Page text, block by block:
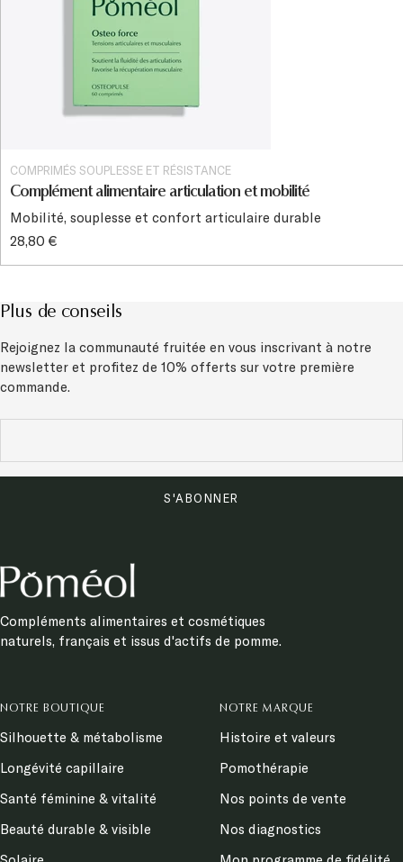
COMPRIMÉS SOUPLESSE ET RÉSISTANCE
Complément alimentaire articulation et mobilité
Mobilité, souplesse et confort articulaire durable
28,80 €
Plus de conseils
Rejoignez la communauté fruitée en vous inscrivant à notre
newsletter et profitez de 10% offerts sur votre première
commande.
S'ABONNER
Compléments alimentaires et cosmétiques
naturels, français et issus d'actifs de pomme.
NOTRE BOUTIQUE
Silhouette & métabolisme
Longévité capillaire
Santé féminine & vitalité
Beauté durable & visible
NOTRE MARQUE
Histoire et valeurs
Pomothérapie
Nos points de vente
Nos diagnostics